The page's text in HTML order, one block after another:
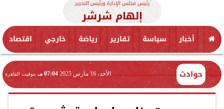
رئيس مجلس الإدارة ورئيس التحرير
إلهام شرشر
أخبار سياسة تقارير رياضة خارجي اقتصاد
حوادث الأحد، 16 مارس 2025 07:04 مـ بتوقيت القاهرة